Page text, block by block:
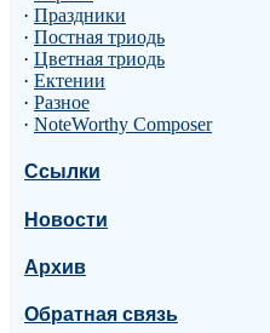
· Праздники
· Постная триодь
· Цветная триодь
· Ектении
· Разное
· NoteWorthy Composer
Ссылки
Новости
Архив
Обратная связь